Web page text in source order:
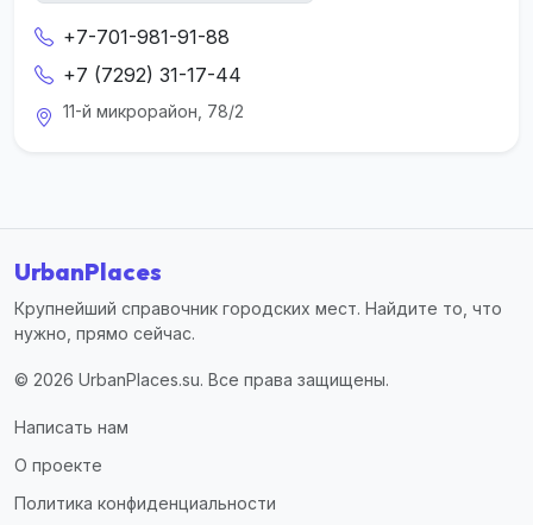
+7-701-981-91-88
+7 (7292) 31-17-44
11-й микрорайон, 78/2
UrbanPlaces
Крупнейший справочник городских мест. Найдите то, что
нужно, прямо сейчас.
© 2026 UrbanPlaces.su. Все права защищены.
Написать нам
О проекте
Политика конфиденциальности